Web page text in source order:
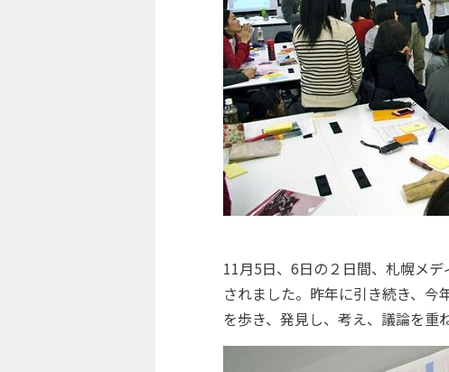
11月5日、6日の２日間、札幌メ
されました。昨年に引き続き、
を歩き、発見し、考え、議論を重